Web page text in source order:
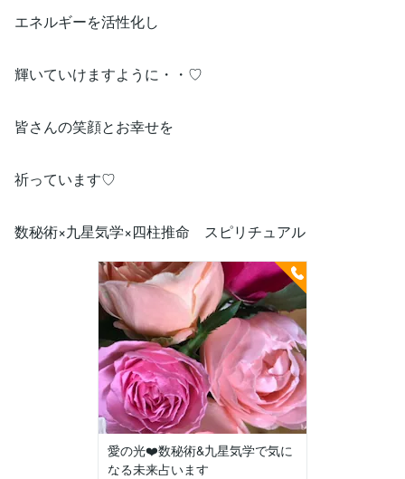
エネルギーを活性化し
輝いていけますように・・♡
皆さんの笑顔とお幸せを
祈っています♡
数秘術×九星気学×四柱推命 スピリチュアル
愛の光❤️数秘術&九星気学で気に
なる未来占います